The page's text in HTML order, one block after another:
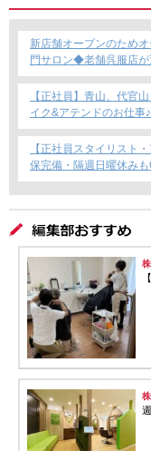
新店舗オープンのため
門サロン◆老舗呉服店
ティブあり◎
【正社員】青山、代官
イク&アテンドのお仕事♪
【正社員スタイリスト
保完備・隔週日曜休み
か？